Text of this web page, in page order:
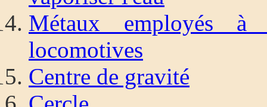
Métaux employés à
locomotives
Centre de gravité